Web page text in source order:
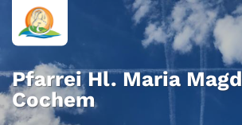
Zum Inhalt springen
Pfarrei Hl. Maria
Cochem